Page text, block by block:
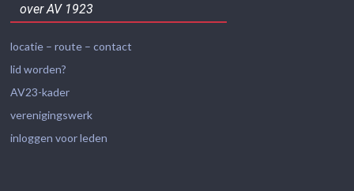
over AV 1923
locatie – route – contact
lid worden?
AV23-kader
verenigingswerk
inloggen voor leden